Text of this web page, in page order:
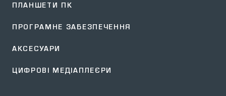
ПЛАНШЕТИ ПК
ПРОГРАМНЕ ЗАБЕЗПЕЧЕННЯ
АКСЕСУАРИ
ЦИФРОВІ МЕДІАПЛЕЄРИ